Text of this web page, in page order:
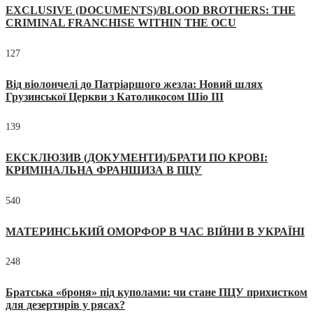
EXCLUSIVE (DOCUMENTS)/BLOOD BROTHERS: THE
CRIMINAL FRANCHISE WITHIN THE OCU
127
Від віолончелі до Патріаршого жезла: Новий шлях
Грузинської Церкви з Католикосом Шіо III
139
ЕКСКЛЮЗИВ (ДОКУМЕНТИ)/БРАТИ ПО КРОВІ:
КРИМІНАЛЬНА ФРАНШИЗА В ПЦУ
540
МАТЕРИНСЬКИЙ ОМОРФОР В ЧАС ВІЙНИ В УКРАЇНІ
248
Братська «броня» під куполами: чи стане ПЦУ прихистком
для дезертирів у рясах?